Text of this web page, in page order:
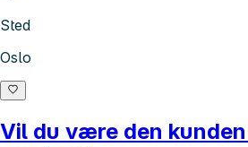
Sted
Oslo
Vil du være den